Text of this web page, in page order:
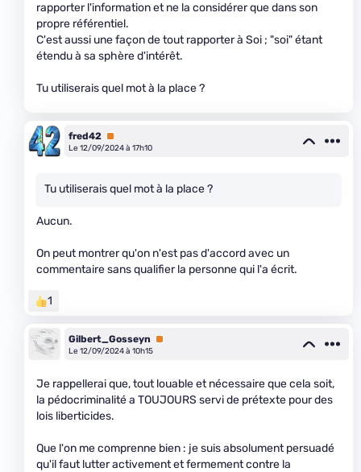
rapporter l'information et ne la considérer que dans son
propre référentiel.
C'est aussi une façon de tout rapporter à Soi ; "soi" étant
étendu à sa sphère d'intérêt.
Tu utiliserais quel mot à la place ?
fred42 Premium
Le 12/09/2024 à 17h10
Tu utiliserais quel mot à la place ?
Aucun.
On peut montrer qu'on n'est pas d'accord avec un
commentaire sans qualifier la personne qui l'a écrit.
1
Gilbert_Gosseyn
Premium
Le 12/09/2024 à 10h15
Je rappellerai que, tout louable et nécessaire que cela soit,
la pédocriminalité a TOUJOURS servi de prétexte pour des
lois liberticides.
Que l'on me comprenne bien : je suis absolument persuadé
qu'il faut lutter activement et fermement contre la